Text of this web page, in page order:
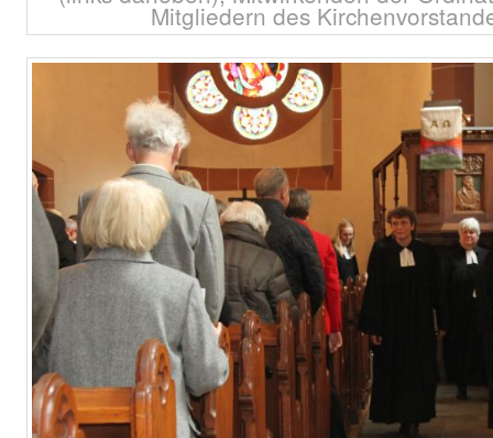
Mitgliedern des